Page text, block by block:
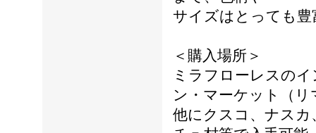
サイズはとっても豊
＜購入場所＞
ミラフローレスの
ン・マーケット（リ
他にクスコ、ナスカ